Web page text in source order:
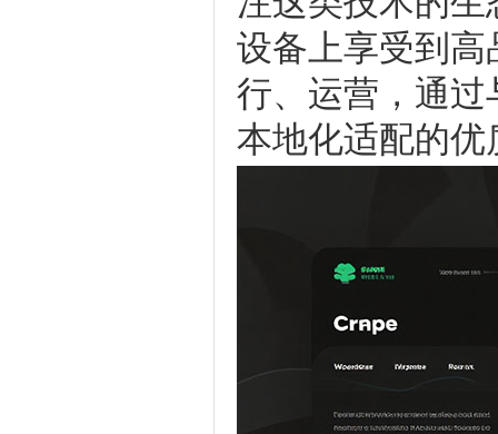
设备上享受到高
行、运营，通
本地化适配的优